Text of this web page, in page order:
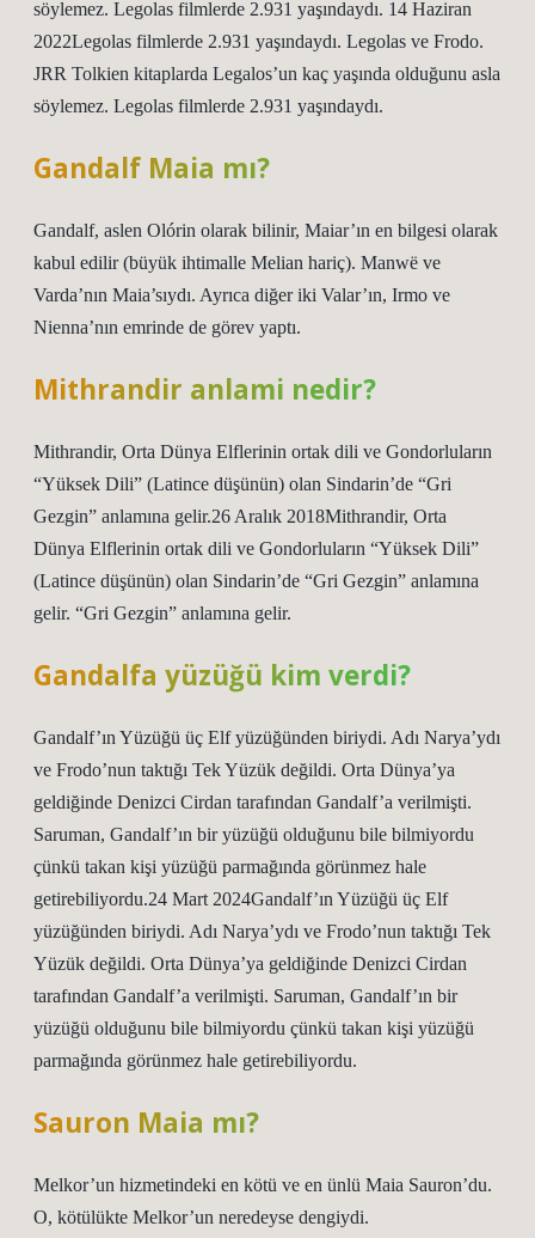
söylemez. Legolas filmlerde 2.931 yaşındaydı. 14 Haziran
2022Legolas filmlerde 2.931 yaşındaydı. Legolas ve Frodo.
JRR Tolkien kitaplarda Legalos’un kaç yaşında olduğunu asla
söylemez. Legolas filmlerde 2.931 yaşındaydı.
Gandalf Maia mı?
Gandalf, aslen Olórin olarak bilinir, Maiar’ın en bilgesi olarak
kabul edilir (büyük ihtimalle Melian hariç). Manwë ve
Varda’nın Maia’sıydı. Ayrıca diğer iki Valar’ın, Irmo ve
Nienna’nın emrinde de görev yaptı.
Mithrandir anlami nedir?
Mithrandir, Orta Dünya Elflerinin ortak dili ve Gondorluların
“Yüksek Dili” (Latince düşünün) olan Sindarin’de “Gri
Gezgin” anlamına gelir.26 Aralık 2018Mithrandir, Orta
Dünya Elflerinin ortak dili ve Gondorluların “Yüksek Dili”
(Latince düşünün) olan Sindarin’de “Gri Gezgin” anlamına
gelir. “Gri Gezgin” anlamına gelir.
Gandalfa yüzüğü kim verdi?
Gandalf’ın Yüzüğü üç Elf yüzüğünden biriydi. Adı Narya’ydı
ve Frodo’nun taktığı Tek Yüzük değildi. Orta Dünya’ya
geldiğinde Denizci Cirdan tarafından Gandalf’a verilmişti.
Saruman, Gandalf’ın bir yüzüğü olduğunu bile bilmiyordu
çünkü takan kişi yüzüğü parmağında görünmez hale
getirebiliyordu.24 Mart 2024Gandalf’ın Yüzüğü üç Elf
yüzüğünden biriydi. Adı Narya’ydı ve Frodo’nun taktığı Tek
Yüzük değildi. Orta Dünya’ya geldiğinde Denizci Cirdan
tarafından Gandalf’a verilmişti. Saruman, Gandalf’ın bir
yüzüğü olduğunu bile bilmiyordu çünkü takan kişi yüzüğü
parmağında görünmez hale getirebiliyordu.
Sauron Maia mı?
Melkor’un hizmetindeki en kötü ve en ünlü Maia Sauron’du.
O, kötülükte Melkor’un neredeyse dengiydi.